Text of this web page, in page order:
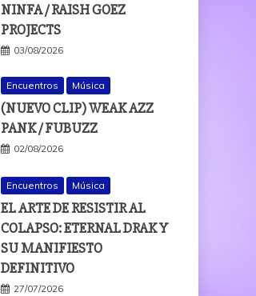
NINFA / RAISH GOEZ
PROJECTS
03/08/2026
Encuentros Música
(NUEVO CLIP) WEAK AZZ
PANK / FUBUZZ
02/08/2026
Encuentros Música
EL ARTE DE RESISTIR AL
COLAPSO: ETERNAL DRAK Y
SU MANIFIESTO
DEFINITIVO
27/07/2026